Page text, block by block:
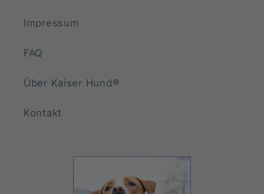
Impressum
FAQ
Über Kaiser Hund®️
Kontakt